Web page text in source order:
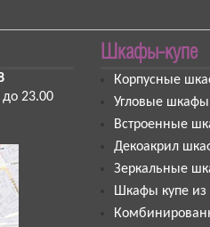
до 23.00
Шкафы-купе
Корпусные
Угловые шкафы
Встроенные
Декоакрил
Зеркальные
Шкафы купе из